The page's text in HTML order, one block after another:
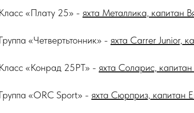
Класс «Плату 25» - яхта Металлика, капитан
Группа «Четвертьтонник» - яхта Carrer Junior,
Класс «Конрад 25РТ» - яхта Соларис,
Группа «ORC Sport» - яхта Сюрприз, капитан